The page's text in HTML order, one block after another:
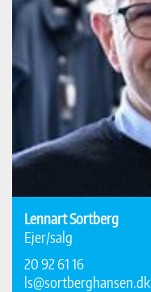
Lennart Sortberg
Ejer/salg
20 92 61 16
ls@sortberghansen.dk